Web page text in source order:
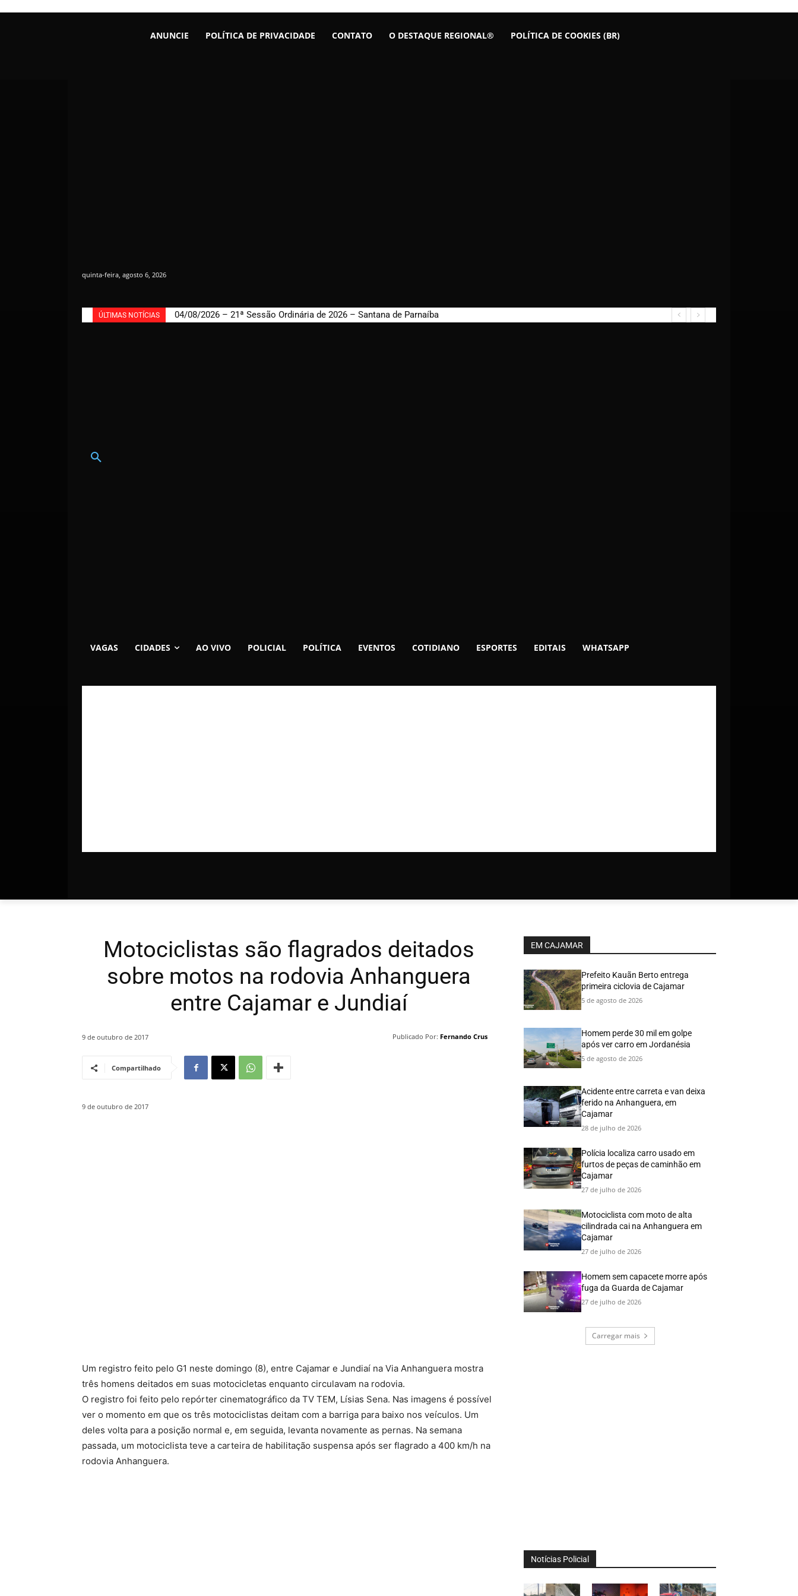
ANUNCIE POLÍTICA DE PRIVACIDADE CONTATO O DESTAQUE REGIONAL® POLÍTICA DE COOKIES (BR)
quinta-feira, agosto 6, 2026
ÚLTIMAS NOTÍCIAS 04/08/2026 – 21ª Sessão Ordinária de 2026 – Santana de Parnaíba
VAGAS CIDADES AO VIVO POLICIAL POLÍTICA EVENTOS COTIDIANO ESPORTES EDITAIS WHATSAPP
Motociclistas são flagrados deitados
sobre motos na rodovia Anhanguera
entre Cajamar e Jundiaí
Publicado Por: Fernando Crus
9 de outubro de 2017
Compartilhado
9 de outubro de 2017
Um registro feito pelo G1 neste domingo (8), entre Cajamar e Jundiaí na Via Anhanguera mostra
três homens deitados em suas motocicletas enquanto circulavam na rodovia.
O registro foi feito pelo repórter cinematográfico da TV TEM, Lísias Sena. Nas imagens é possível
ver o momento em que os três motociclistas deitam com a barriga para baixo nos veículos. Um
deles volta para a posição normal e, em seguida, levanta novamente as pernas. Na semana
passada, um motociclista teve a carteira de habilitação suspensa após ser flagrado a 400 km/h na
rodovia Anhanguera.
EM CAJAMAR
Prefeito Kauãn Berto entrega
primeira ciclovia de Cajamar
5 de agosto de 2026
Homem perde 30 mil em golpe
após ver carro em Jordanésia
5 de agosto de 2026
Acidente entre carreta e van deixa
ferido na Anhanguera, em
Cajamar
28 de julho de 2026
Polícia localiza carro usado em
furtos de peças de caminhão em
Cajamar
27 de julho de 2026
Motociclista com moto de alta
cilindrada cai na Anhanguera em
Cajamar
27 de julho de 2026
Homem sem capacete morre após
fuga da Guarda de Cajamar
27 de julho de 2026
Carregar mais
Notícias Policial